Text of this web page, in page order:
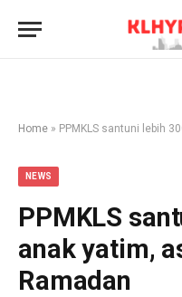
Home » PPMKLS santuni lebih
NEWS
PPMKLS
anak yatim,
Ramadan